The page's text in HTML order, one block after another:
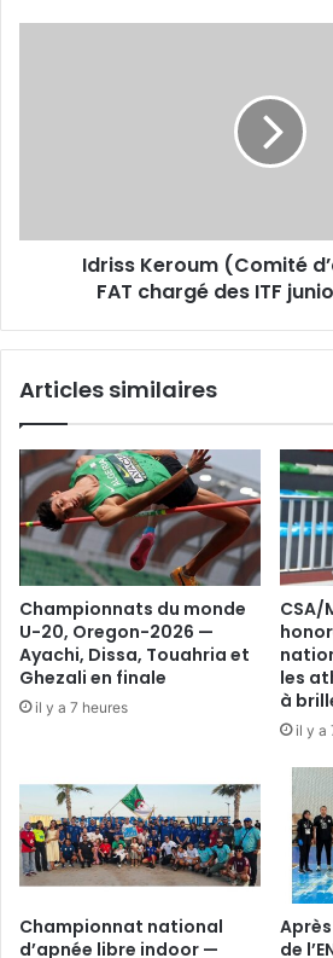
d’Oran)
Idriss Keroum (Comité
FAT chargé des ITF
Articles similaires
Championnats du monde
U-20, Oregon-2026 —
Ayachi, Dissa, Touahria et
Ghezali en finale
il y a 7 heures
CSA/
les
à
il y a
Championnat national
d’apnée libre indoor —
de